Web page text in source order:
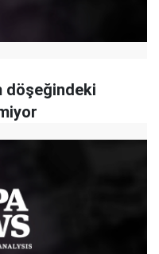
döşeğindeki